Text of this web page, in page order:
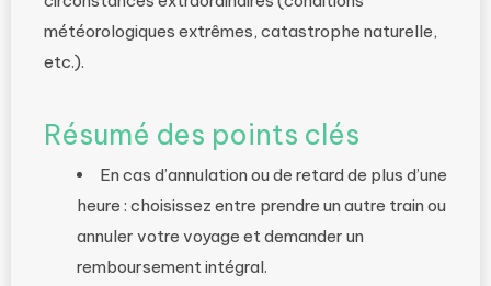
météorologiques extrêmes, catastrophe naturelle,
etc.).
Résumé des points clés
En cas d’annulation ou de retard de plus d’une
heure : choisissez entre prendre un autre train ou
annuler votre voyage et demander un
remboursement intégral.